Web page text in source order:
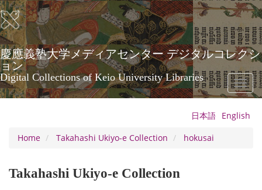
Skip
to
main
content
慶應義塾大学メディアセンター デジタルコレクシ
ョン
Digital Collections of Keio University Libraries
Toggle
日本語 English
Home
Takahashi Ukiyo-e Collection hokusai
Takahashi Ukiyo-e Collection